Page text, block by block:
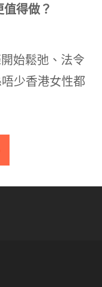
得做？
始鬆弛、法令
少香港女性都